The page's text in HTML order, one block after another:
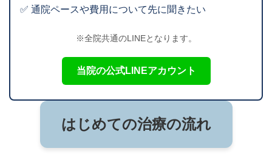
✅ 通院ペースや費用について先に聞きたい
※全院共通のLINEとなります。
当院の公式LINEアカウント
はじめての治療の流れ